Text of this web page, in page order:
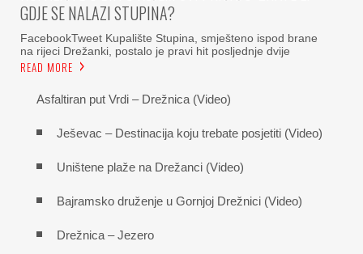
GDJE SE NALAZI STUPINA?
FacebookTweet Kupalište Stupina, smješteno ispod brane
na rijeci Drežanki, postalo je pravi hit posljednje dvije
READ MORE
Asfaltiran put Vrdi – Drežnica (Video)
Ješevac – Destinacija koju trebate posjetiti (Video)
Uništene plaže na Drežanci (Video)
Bajramsko druženje u Gornjoj Drežnici (Video)
Drežnica – Jezero